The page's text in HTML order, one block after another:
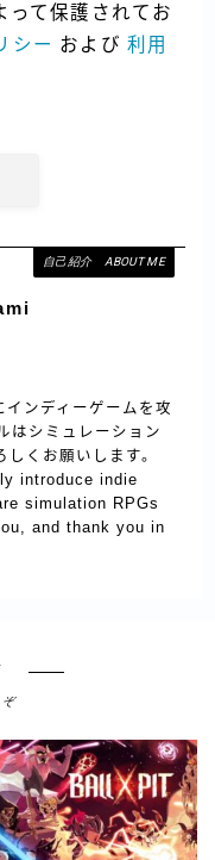
て保護されてお
シー および利用
自己紹介 ABOUT ME
ンディーゲームを攻
はシミュレーション
くお願いします。
introduce indie
simulation RPGs
and thank you in
ぞ